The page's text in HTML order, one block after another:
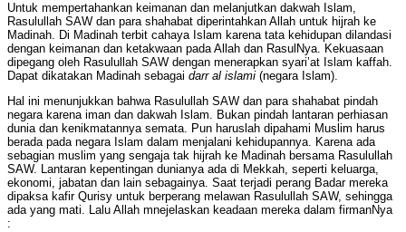
Untuk mempertahankan keimanan dan melanjutkan dakwah Islam,
Rasulullah SAW dan para shahabat diperintahkan Allah untuk hijrah ke
Madinah. Di Madinah terbit cahaya Islam karena tata kehidupan dilandasi
dengan keimanan dan ketakwaan pada Allah dan RasulNya. Kekuasaan
dipegang oleh Rasulullah SAW dengan menerapkan syari’at Islam kaffah.
Dapat dikatakan Madinah sebagai darr al islami (negara Islam).
Hal ini menunjukkan bahwa Rasulullah SAW dan para shahabat pindah
negara karena iman dan dakwah Islam. Bukan pindah lantaran perhiasan
dunia dan kenikmatannya semata. Pun haruslah dipahami Muslim harus
berada pada negara Islam dalam menjalani kehidupannya. Karena ada
sebagian muslim yang sengaja tak hijrah ke Madinah bersama Rasulullah
SAW. Lantaran kepentingan dunianya ada di Mekkah, seperti keluarga,
ekonomi, jabatan dan lain sebagainya. Saat terjadi perang Badar mereka
dipaksa kafir Qurisy untuk berperang melawan Rasulullah SAW, sehingga
ada yang mati. Lalu Allah mnejelaskan keadaan mereka dalam firmanNya
: